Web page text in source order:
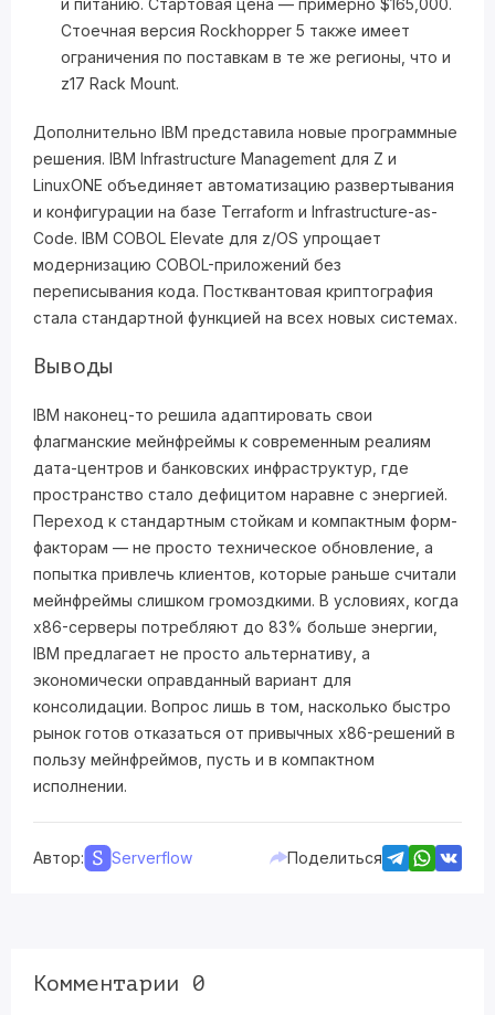
Стоечная версия Rockhopper 5 также имеет
ограничения по поставкам в те же регионы, что и
z17 Rack Mount.
Дополнительно IBM представила новые программные
решения. IBM Infrastructure Management для Z и
LinuxONE объединяет автоматизацию развертывания
и конфигурации на базе Terraform и Infrastructure-as-
Code. IBM COBOL Elevate для z/OS упрощает
модернизацию COBOL-приложений без
переписывания кода. Постквантовая криптография
стала стандартной функцией на всех новых системах.
Выводы
IBM наконец-то решила адаптировать свои
флагманские мейнфреймы к современным реалиям
дата-центров и банковских инфраструктур, где
пространство стало дефицитом наравне с энергией.
Переход к стандартным стойкам и компактным форм-
факторам — не просто техническое обновление, а
попытка привлечь клиентов, которые раньше считали
мейнфреймы слишком громоздкими. В условиях, когда
x86-серверы потребляют до 83% больше энергии,
IBM предлагает не просто альтернативу, а
экономически оправданный вариант для
консолидации. Вопрос лишь в том, насколько быстро
рынок готов отказаться от привычных x86-решений в
пользу мейнфреймов, пусть и в компактном
исполнении.
Автор: Serverflow Поделиться
Комментарии 0